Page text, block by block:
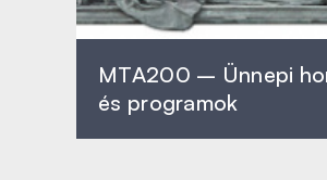
MTA200 – Ünnepi
és programok